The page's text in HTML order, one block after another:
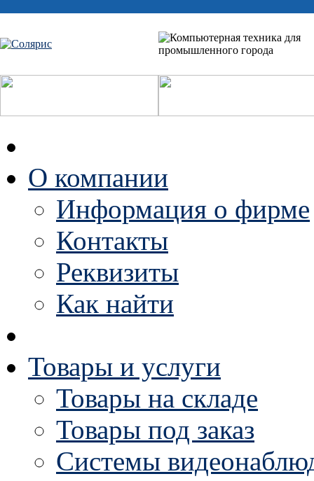
О компании
Информация о фирме
Контакты
Реквизиты
Как найти
Товары и услуги
Товары на складе
Товары под заказ
Системы